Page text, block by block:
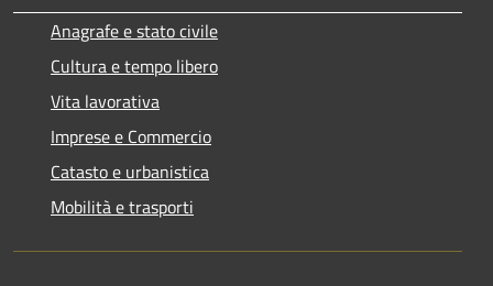
Anagrafe e stato civile
Cultura e tempo libero
Vita lavorativa
Imprese e Commercio
Catasto e urbanistica
Mobilità e trasporti